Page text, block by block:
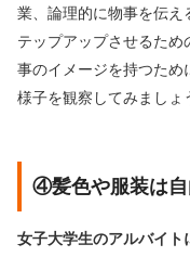
業、論理的に物事を伝え
テップアップさせるた
事のイメージを持つため
様子を観察してみましょ
④髪色や服装は
女子大学生のアルバイト